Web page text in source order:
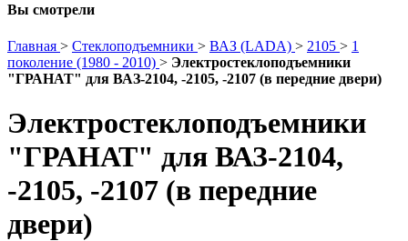
Вы смотрели
Главная > Стеклоподъемники > ВАЗ (LADA) > 2105 > 1
поколение (1980 - 2010) > Электростеклоподъемники
"ГРАНАТ" для ВАЗ-2104, -2105, -2107 (в передние двери)
Электростеклоподъемники
"ГРАНАТ" для ВАЗ-2104,
-2105, -2107 (в передние
двери)